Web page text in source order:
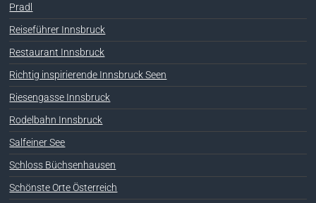
Pradl
Reiseführer Innsbruck
Restaurant Innsbruck
Richtig inspirierende Innsbruck Seen
Riesengasse Innsbruck
Rodelbahn Innsbruck
Salfeiner See
Schloss Büchsenhausen
Schönste Orte Österreich